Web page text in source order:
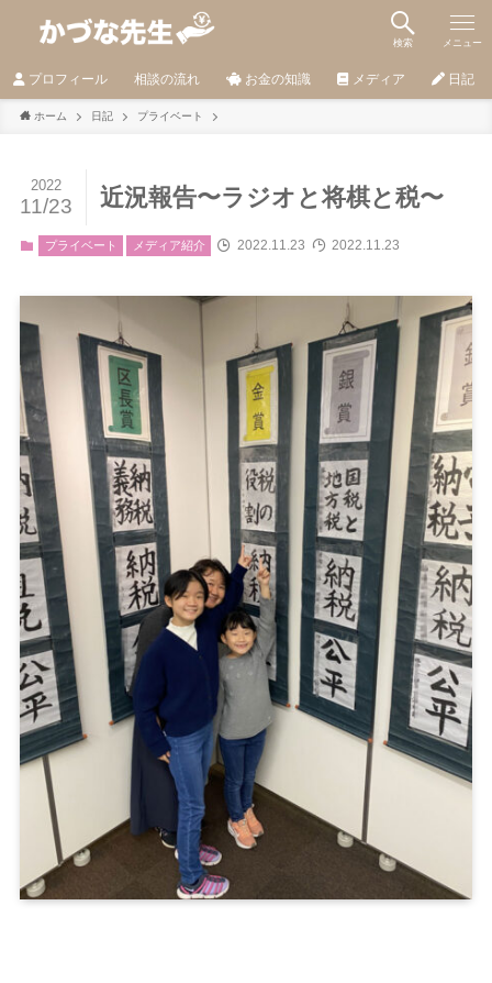
検索 メニュー
プロフィール 相談の流れ お金の知識 メディア 日記
ホーム 日記 プライベート
近況報告〜ラジオと将棋と税〜
2022
11/23
プライベート メディア紹介 2022.11.23 2022.11.23